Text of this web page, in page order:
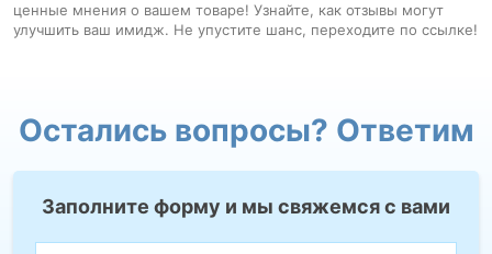
ценные мнения о вашем товаре! Узнайте, как отзывы могут
улучшить ваш имидж. Не упустите шанс, переходите по ссылке!
Остались вопросы? Ответим
Заполните форму и мы свяжемся с вами